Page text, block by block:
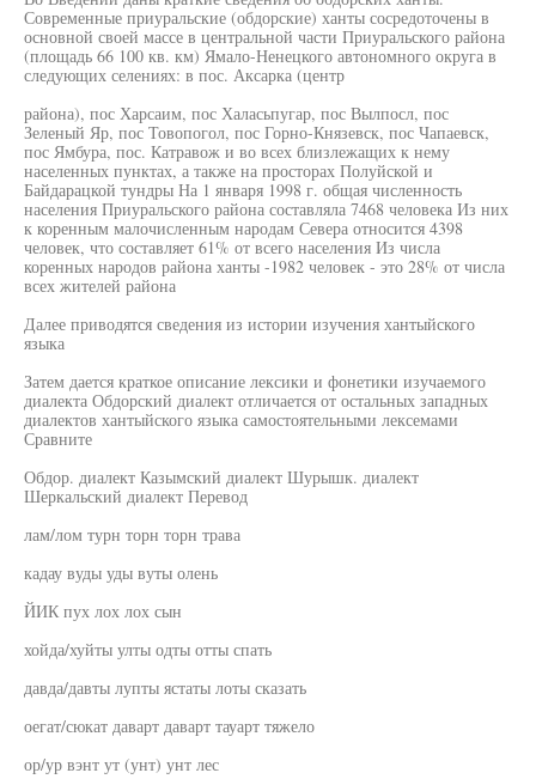
Современные приуральские (обдорские) ханты сосредоточены в
основной своей массе в центральной части Приуральского района
(площадь 66 100 кв. км) Ямало-Ненецкого автономного округа в
следующих селениях: в пос. Аксарка (центр
района), пос Харсаим, пос Халасьпугар, пос Вылпосл, пос
Зеленый Яр, пос Товопогол, пос Горно-Князевск, пос Чапаевск,
пос Ямбура, пос. Катравож и во всех близлежащих к нему
населенных пунктах, а также на просторах Полуйской и
Байдарацкой тундры На 1 января 1998 г. общая численность
населения Приуральского района составляла 7468 человека Из них
к коренным малочисленным народам Севера относится 4398
человек, что составляет 61% от всего населения Из числа
коренных народов района ханты -1982 человек - это 28% от числа
всех жителей района
Далее приводятся сведения из истории изучения хантыйского
языка
Затем дается краткое описание лексики и фонетики изучаемого
диалекта Обдорский диалект отличается от остальных западных
диалектов хантыйского языка самостоятельными лексемами
Сравните
Обдор. диалект Казымский диалект Шурышк. диалект
Шеркальский диалект Перевод
лам/лом турн торн торн трава
кадау вуды уды вуты олень
ЙИК пух лох лох сын
хойда/хуйты улты одты отты спать
давда/давты лупты ястаты лоты сказать
оегат/сюкат даварт даварт тауарт тяжело
ор/ур вэнт ут (унт) унт лес